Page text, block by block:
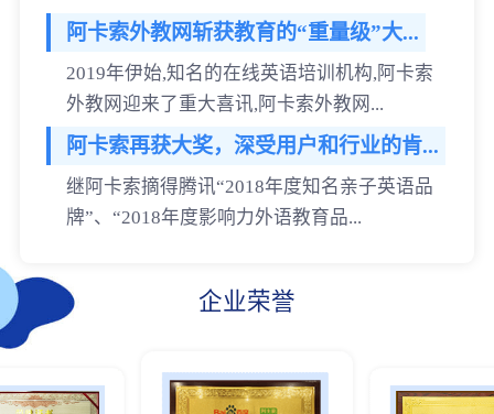
阿卡索外教网斩获教育的“重量级”大...
2019年伊始,知名的在线英语培训机构,阿卡索
外教网迎来了重大喜讯,阿卡索外教网...
阿卡索再获大奖，深受用户和行业的肯...
继阿卡索摘得腾讯“2018年度知名亲子英语品
牌”、“2018年度影响力外语教育品...
企业荣誉